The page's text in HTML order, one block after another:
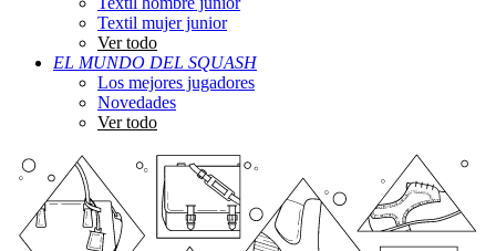
Textil mujer junior
Ver todo
EL MUNDO DEL SQUASH
Los mejores jugadores
Novedades
Ver todo